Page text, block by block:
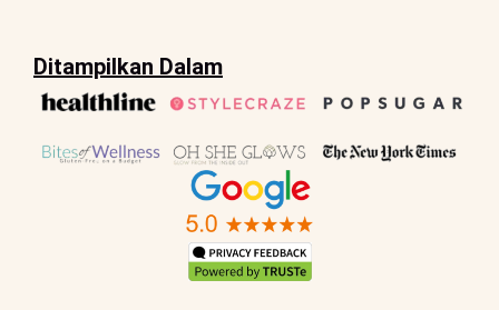
Ditampilkan Dalam